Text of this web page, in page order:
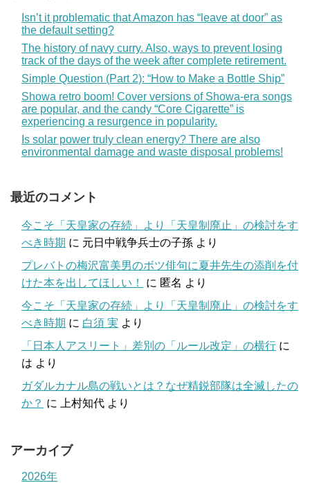
Isn’t it problematic that Amazon has “leave at door” as
the default setting?
The history of navy curry. Also, ways to prevent losing
track of the days of the week after complete retirement.
Simple Question (Part 2): “How to Make a Bottle Ship”
Showa retro boom! Cover versions of Showa-era songs
are popular, and the candy “Core Cigarette” is
experiencing a resurgence in popularity.
Is solar power truly clean energy? There are also
environmental damage and waste disposal problems!
最近のコメント
今こそ「天皇家の存続」より「天皇制廃止」の検討をす
べき時期 に 元日中戦争兵士の子孫 より
プレバトの梅沢富美男のボツ俳句に夏井先生の添削を付
けた本を出してほしい！
に 匿名 より
今こそ「天皇家の存続」より「天皇制廃止」の検討をす
べき時期 に 白須 実 より
「日本人アスリート」差別の「ルール改定」の横行 に
は より
ガダルカナル島の戦いとは？なぜ精鋭部隊は全滅したの
か？ に 上村知代 より
アーカイブ
2026年